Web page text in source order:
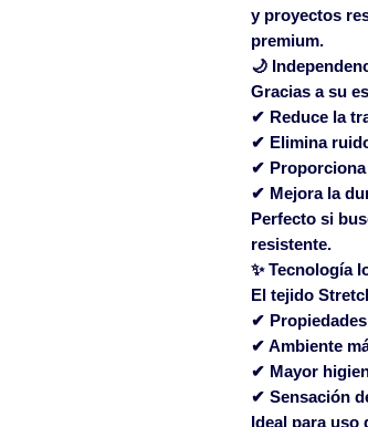
y proyectos
premium.
🌙
Gracias a su
✔ Reduce la
✔ Elimina
✔
✔ Mejora la
Perfecto si
resistente.
✨ Tecnología
El tejido
✔
✔ Ambiente
✔ Mayor
✔ Sensación
Ideal para uso